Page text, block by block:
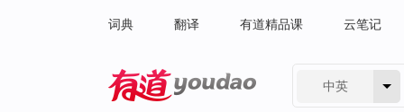
词典 翻译 有道精品课 云笔记
中英